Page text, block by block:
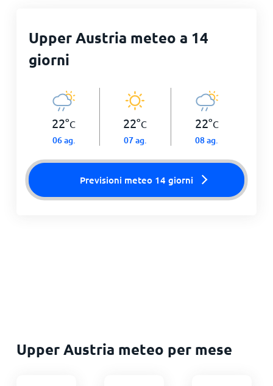
Upper Austria meteo a 14
giorni
22°C
06 ag.
22°C
07 ag.
22°C
08 ag.
Previsioni meteo 14 giorni
Upper Austria meteo per mese